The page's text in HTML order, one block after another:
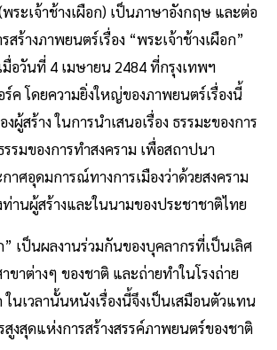
ระเจ้าช้างเผือก) เป็นภาษาอังกฤษ และต่อ
สร้างภาพยนตร์เรื่อง “พระเจ้าช้างเผือก”
มื่อวันที่ 4 เมษายน 2484 ที่กรุงเทพฯ
ค โดยความยิ่งใหญ่ของภาพยนตร์เรื่องนี้
ผู้สร้าง ในการนำเสนอเรื่อง ธรรมะของการ
รมของการทำสงคราม เพื่อสถาปนา
าศอุดมการณ์ทางการเมืองว่าด้วยสงคราม
านผู้สร้างและในนามของประชาชาติไทย
” เป็นผลงานร่วมกันของบุคลากรที่เป็นเลิศ
ขาต่างๆ ของชาติ และถ่ายทำในโรงถ่าย
นเวลานั้นหนังเรื่องนี้จึงเป็นเสมือนตัวแทน
งสุดแห่งการสร้างสรรค์ภาพยนตร์ของชาติ